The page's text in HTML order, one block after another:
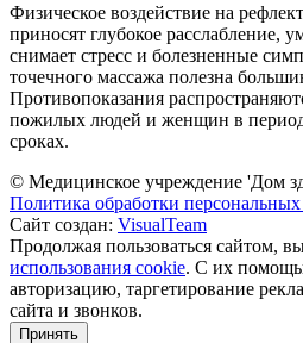
Физическое воздействие на
приносят глубокое расслабление,
снимает стресс и болезненные
точечного массажа полезна
Противопоказания
пожилых людей и женщин в
сроках.
© Медицинское учреждение 'Дом
Политика обработки
Сайт создан: VisualTeam
Продолжая пользоваться сайтом,
использования cookie. С их
авторизацию, таргетирование
сайта и звонков.
Принять